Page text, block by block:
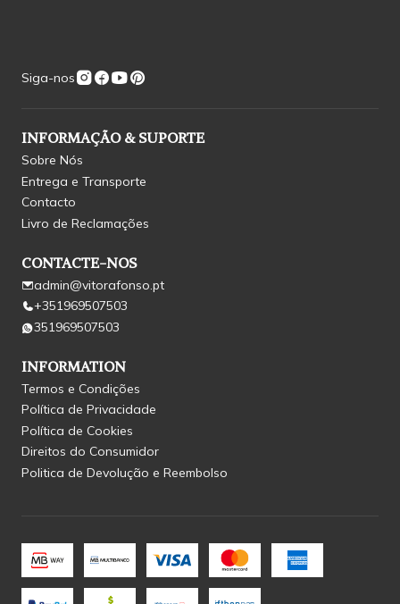
Siga-nos
INFORMAÇÃO & SUPORTE
Sobre Nós
Entrega e Transporte
Contacto
Livro de Reclamações
CONTACTE-NOS
admin@vitorafonso.pt
+351969507503
351969507503
INFORMATION
Termos e Condições
Política de Privacidade
Política de Cookies
Direitos do Consumidor
Politica de Devolução e Reembolso